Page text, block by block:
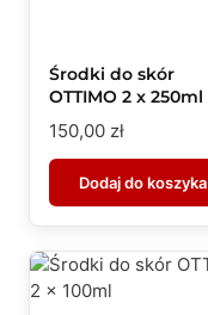
Środki do skór
OTTIMO 2 x 250ml
150,00 zł
Dodaj do koszyka